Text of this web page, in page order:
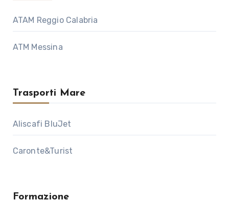
ATAM Reggio Calabria
ATM Messina
Trasporti Mare
Aliscafi BluJet
Caronte&Turist
Formazione